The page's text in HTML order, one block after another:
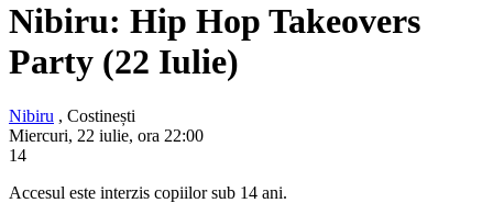
Nibiru: Hip Hop Takeovers
Party (22 Iulie)
Nibiru , Costinești
Miercuri, 22 iulie, ora 22:00
14
Accesul este interzis copiilor sub 14 ani.